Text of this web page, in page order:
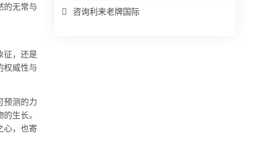
的无常与
征，还是
权威性与
预测的力
生长。
心，也寄
咨询利来老牌国际